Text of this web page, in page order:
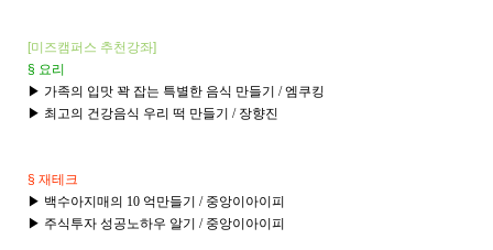
[미즈캠퍼스 추천강좌]
§ 요리
▶ 가족의 입맛 꽉 잡는 특별한 음식 만들기 / 엠쿠킹
▶ 최고의 건강음식 우리 떡 만들기 / 장향진
§ 재테크
▶ 백수아지매의 10 억만들기 / 중앙이아이피
▶ 주식투자 성공노하우 알기 / 중앙이아이피